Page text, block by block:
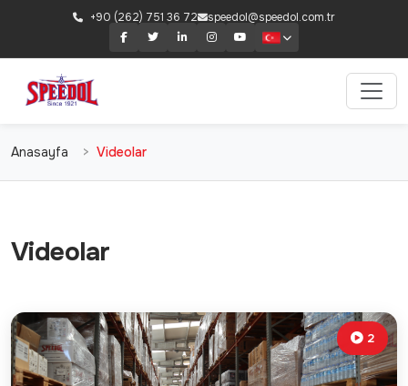
+90 (262) 751 36 72 speedol@speedol.com.tr
Anasayfa Videolar
Videolar
2